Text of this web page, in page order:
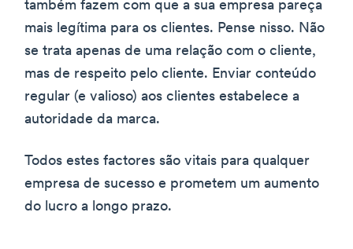
também fazem com que a sua empresa pareça
mais legítima para os clientes. Pense nisso. Não
se trata apenas de uma relação com o cliente,
mas de respeito pelo cliente. Enviar conteúdo
regular (e valioso) aos clientes estabelece a
autoridade da marca.
Todos estes factores são vitais para qualquer
empresa de sucesso e prometem um aumento
do lucro a longo prazo.